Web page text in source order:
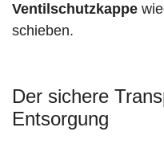
Ventilschutzkappe
schieben.
Der sichere
Entsorgung